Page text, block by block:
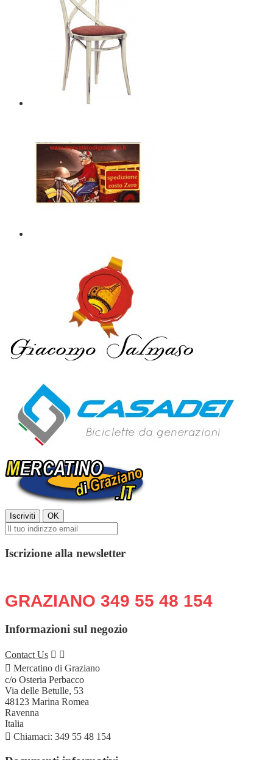
Iscrizione alla newsletter
GRAZIANO 349 55 48 154
Informazioni sul negozio
Contact Us  
 Mercatino di Graziano
c/o Osteria Perbacco
Via delle Betulle, 53
48123 Marina Romea
Ravenna
Italia
 Chiamaci: 349 55 48 154